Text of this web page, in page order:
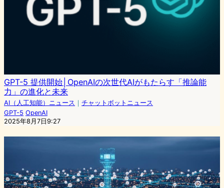
GPT-5 提供開始│OpenAIの次世代AIがもたらす「推論能
力」の進化と未来
AI（人工知能）ニュース ｜ チャットボットニュース
GPT-5 OpenAI
2025年8月7日9:27